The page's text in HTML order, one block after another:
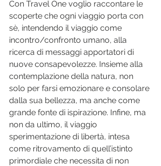
Con Travel One voglio raccontare le
scoperte che ogni viaggio porta con
sè, intendendo il viaggio come
incontro/confronto umano, alla
ricerca di messaggi apportatori di
nuove consapevolezze. Insieme alla
contemplazione della natura, non
solo per farsi emozionare e consolare
dalla sua bellezza, ma anche come
grande fonte di ispirazione. Infine, ma
non da ultimo, il viaggio
sperimentazione di libertà, intesa
come ritrovamento di quell’istinto
primordiale che necessita di non